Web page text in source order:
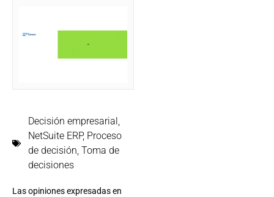
Decisión empresarial,
NetSuite ERP, Proceso
de decisión, Toma de
decisiones
Las opiniones expresadas en